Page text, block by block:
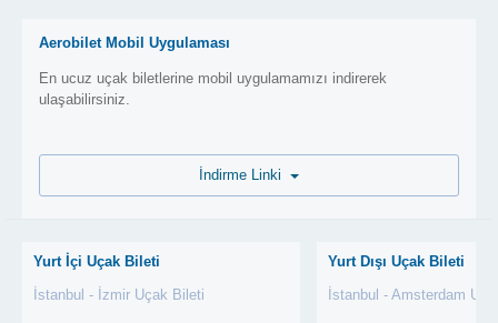
Aerobilet Mobil Uygulaması
En ucuz uçak biletlerine mobil uygulamamızı indirerek
ulaşabilirsiniz.
Yurt İçi Uçak Bileti
İstanbul - İzmir Uçak Bileti
Yurt Dışı Uçak Bileti
İstanbul - Amsterdam